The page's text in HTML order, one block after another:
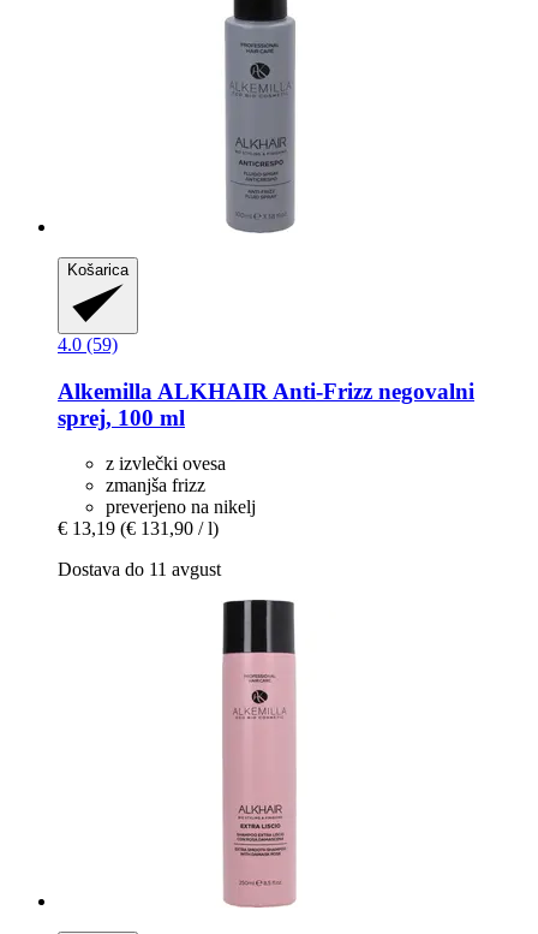
Košarica
4.0 (59)
Alkemilla ALKHAIR Anti-​Frizz negovalni
sprej, 100 ml
z izvlečki ovesa
zmanjša frizz
preverjeno na nikelj
€ 13,19 (€ 131,90 / l)
Dostava do 11 avgust